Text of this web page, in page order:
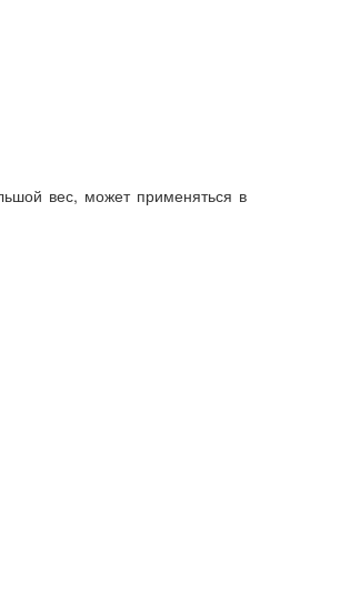
вес, может применяться в